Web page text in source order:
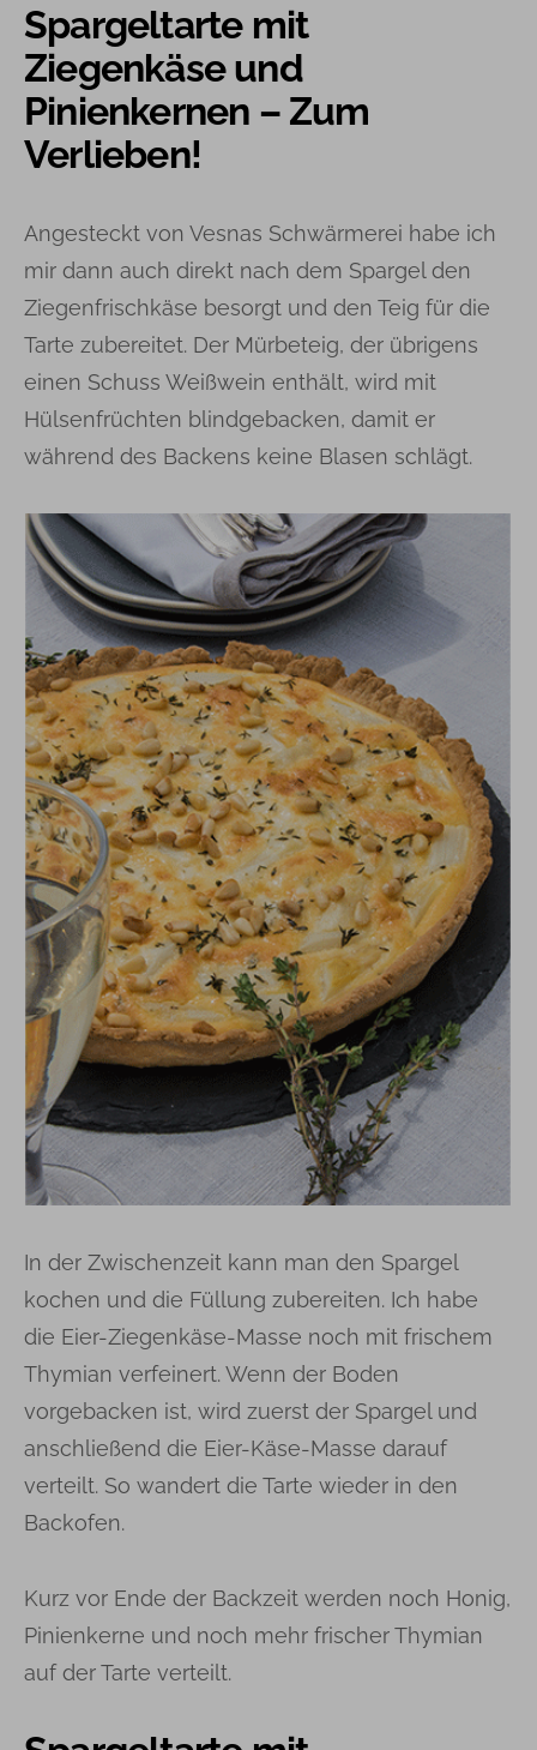
Spargeltarte mit
Ziegenkäse und
Pinienkernen – Zum
Verlieben!
Angesteckt von Vesnas Schwärmerei habe ich
mir dann auch direkt nach dem Spargel den
Ziegenfrischkäse besorgt und den Teig für die
Tarte zubereitet. Der Mürbeteig, der übrigens
einen Schuss Weißwein enthält, wird mit
Hülsenfrüchten blindgebacken, damit er
während des Backens keine Blasen schlägt.
In der Zwischenzeit kann man den Spargel
kochen und die Füllung zubereiten. Ich habe
die Eier-Ziegenkäse-Masse noch mit frischem
Thymian verfeinert. Wenn der Boden
vorgebacken ist, wird zuerst der Spargel und
anschließend die Eier-Käse-Masse darauf
verteilt. So wandert die Tarte wieder in den
Backofen.
Kurz vor Ende der Backzeit werden noch Honig,
Pinienkerne und noch mehr frischer Thymian
auf der Tarte verteilt.